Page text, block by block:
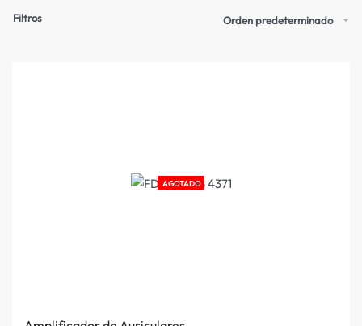
Orden predeterminado
Filtros
AGOTADO